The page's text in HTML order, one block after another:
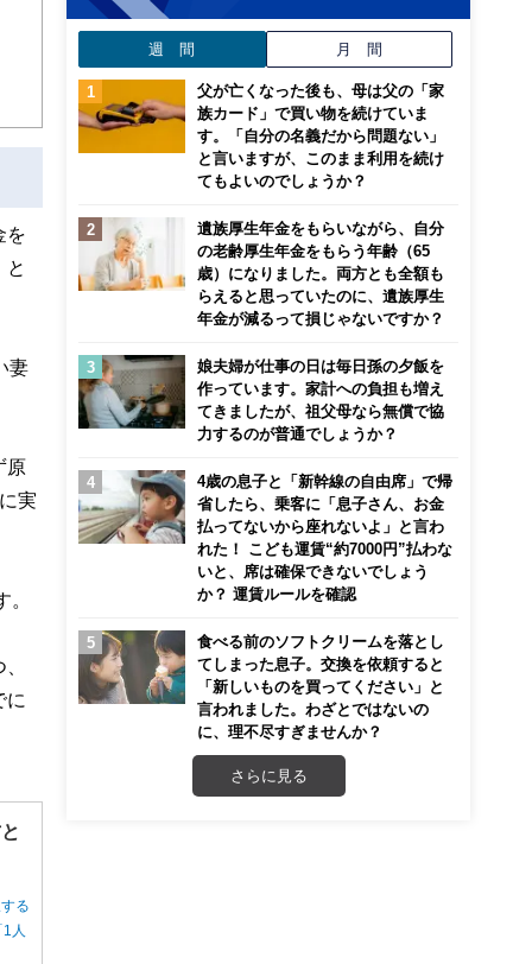
を
と
妻
原
実
に
る
人
週 間 月 間
父が亡くなった後も、母は父の「家
族カード」で買い物を続けていま
す。「自分の名義だから問題ない」
と言いますが、このまま利用を続け
てもよいのでしょうか？
遺族厚生年金をもらいながら、自分
の老齢厚生年金をもらう年齢（65
歳）になりました。両方とも全額も
らえると思っていたのに、遺族厚生
年金が減るって損じゃないですか？
娘夫婦が仕事の日は毎日孫の夕飯を
作っています。家計への負担も増え
てきましたが、祖父母なら無償で協
力するのが普通でしょうか？
4歳の息子と「新幹線の自由席」で帰
省したら、乗客に「息子さん、お金
払ってないから座れないよ」と言わ
れた！ こども運賃“約7000円”払わな
いと、席は確保できないでしょう
か？ 運賃ルールを確認
食べる前のソフトクリームを落とし
てしまった息子。交換を依頼すると
「新しいものを買ってください」と
言われました。わざとではないの
に、理不尽すぎませんか？
さらに見る